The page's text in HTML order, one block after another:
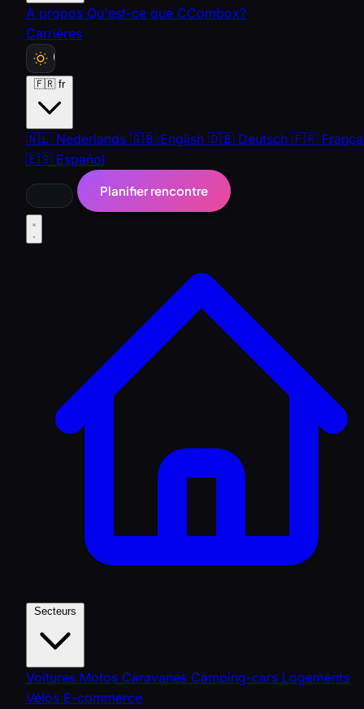
À propos Qu'est-ce que CCombox?
Carrières
🇫🇷 fr
🇳🇱 Nederlands 🇬🇧 English 🇩🇪 Deutsch 🇫🇷
🇪🇸 Español
Planifier rencontre
Voitures Motos Caravanes Camping-cars Logements
Vélos E-commerce